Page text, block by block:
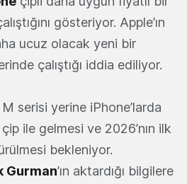
gösteriyor. Apple’ın
ucuz olacak yeni bir
çalıştığı iddia ediliyor.
serisi yerine iPhone’larda
ile gelmesi ve 2026’nın ilk
bekleniyor.
Gurman’ın aktardığı bilgilere